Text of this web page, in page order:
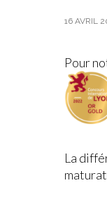
16 AVRIL
Pour
La